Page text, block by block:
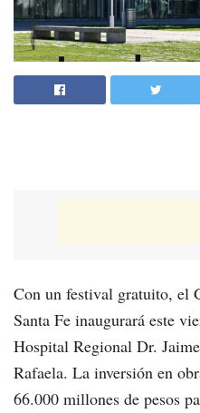
Con un festival gratuito, el
Santa Fe inaugurará este
Hospital Regional Dr.
Rafaela. La inversión en
66.000 millones de pesos